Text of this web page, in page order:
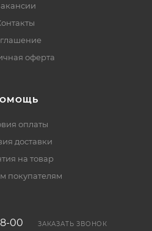
оферта
оплаты
доставки
на товар
покупателям
00 ЗАКАЗАТЬ ЗВОНОК